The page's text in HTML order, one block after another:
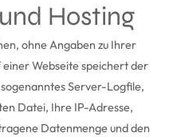
Hosting
ohne Angaben zu Ihrer
Webseite speichert der
Server-Logfile,
Datei, Ihre IP-Adresse,
Datenmenge und den